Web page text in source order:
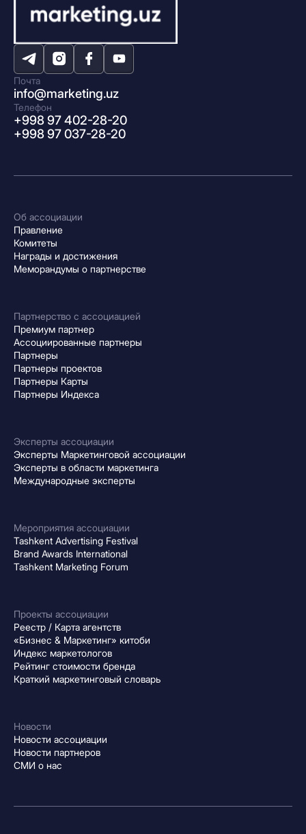
Почта
info@marketing.uz
Телефон
+998 97 402-28-20
+998 97 037-28-20
Об ассоциации
Правление
Комитеты
Награды и достижения
Меморандумы о партнерстве
Партнерство с ассоциацией
Премиум партнер
Ассоциированные партнеры
Партнеры
Партнеры проектов
Партнеры Карты
Партнеры Индекса
Эксперты ассоциации
Эксперты Маркетинговой ассоциации
Эксперты в области маркетинга
Международные эксперты
Мероприятия ассоциации
Tashkent Advertising Festival
Brand Awards International
Tashkent Marketing Forum
Проекты ассоциации
Реестр / Карта агентств
«Бизнес & Маркетинг» китоби
Индекс маркетологов
Рейтинг стоимости бренда
Краткий маркетинговый словарь
Новости
Новости ассоциации
Новости партнеров
СМИ о нас